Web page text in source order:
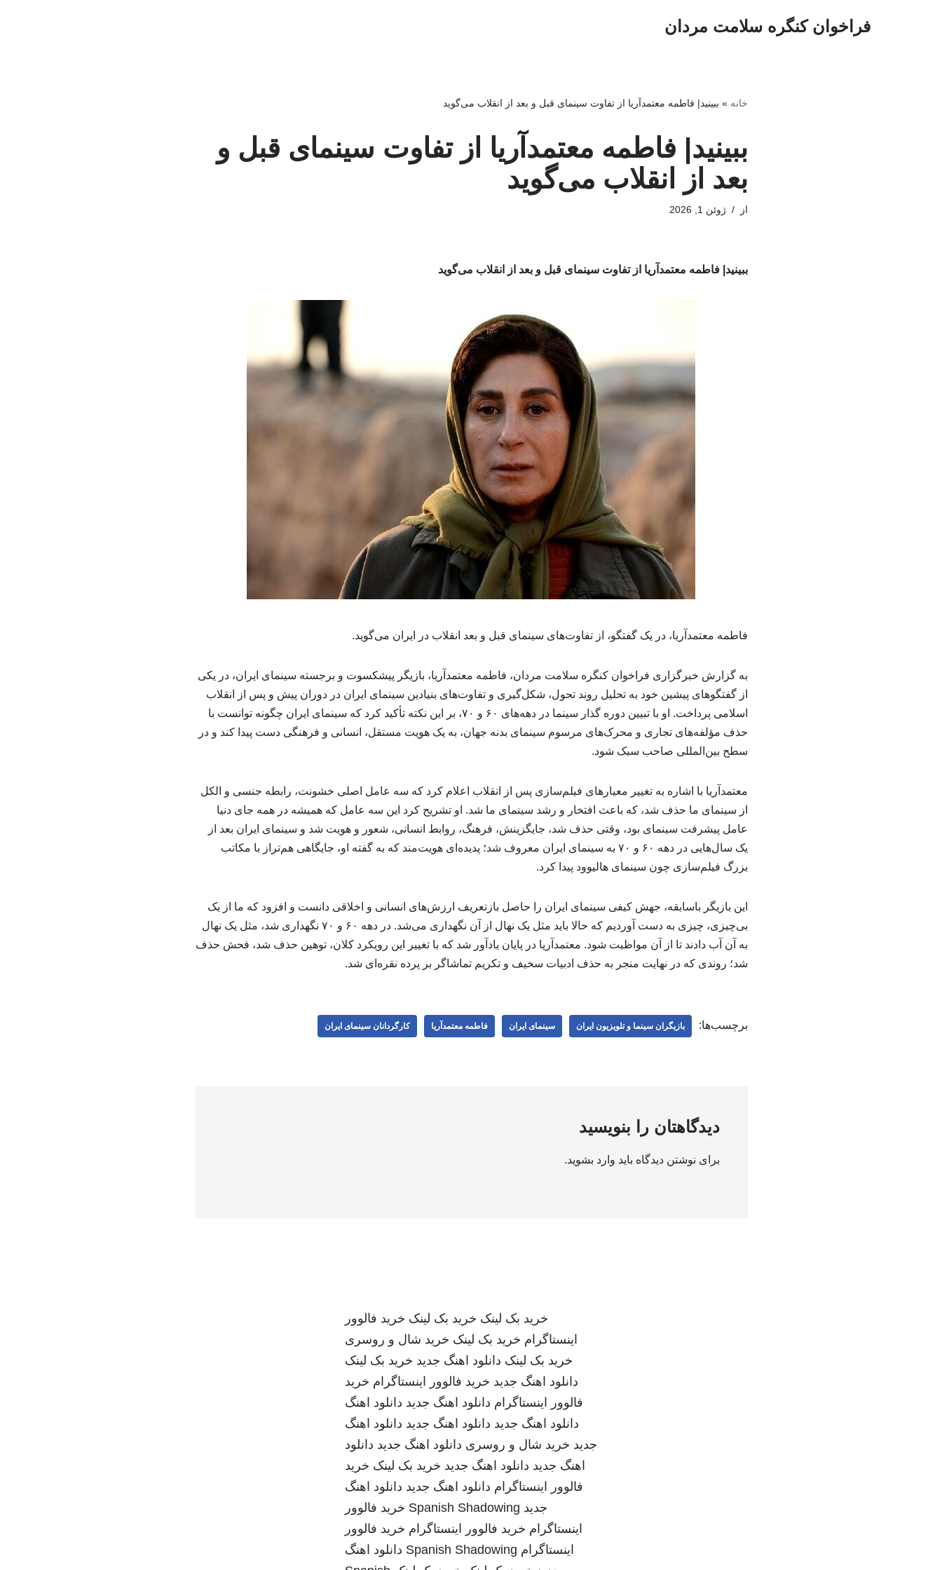
فراخوان کنگره سلامت مردان
خانه » ببینید| فاطمه معتمدآریا از تفاوت سینمای قبل و بعد از انقلاب می‌گوید
ببینید| فاطمه معتمدآریا از تفاوت سینمای قبل و
بعد از انقلاب می‌گوید
از ژوئن 1, 2026
ببینید| فاطمه معتمدآریا از تفاوت سینمای قبل و بعد از انقلاب می‌گوید
فاطمه معتمدآریا، در یک گفتگو، از تفاوت‌های سینمای قبل و بعد انقلاب در ایران می‌گوید.
به گزارش خبرگزاری فراخوان کنگره سلامت مردان، فاطمه معتمدآریا، بازیگر پیشکسوت و برجسته سینمای ایران، در یکی
از گفتگوهای پیشین خود به تحلیل روند تحول، شکل‌گیری و تفاوت‌های بنیادین سینمای ایران در دوران پیش و پس از انقلاب
اسلامی پرداخت. او با تبیین دوره گذار سینما در دهه‌های ۶۰ و ۷۰، بر این نکته تأکید کرد که سینمای ایران چگونه توانست با
حذف مؤلفه‌های تجاری و محرک‌های مرسوم سینمای بدنه جهان، به یک هویت مستقل، انسانی و فرهنگی دست پیدا کند و در
سطح بین‌المللی صاحب سبک شود.
معتمدآریا با اشاره به تغییر معیارهای فیلم‌سازی پس از انقلاب اعلام کرد که سه عامل اصلی خشونت، رابطه جنسی و الکل
از سینمای ما حذف شد، که باعث افتخار و رشد سینمای ما شد. او تشریح کرد این سه عامل که همیشه در همه جای دنیا
عامل پیشرفت سینمای بود، وقتی حذف شد، جایگزینش، فرهنگ، روابط انسانی، شعور و هویت شد و سینمای ایران بعد از
یک سال‌هایی در دهه ۶۰ و ۷۰ به سینمای ایران معروف شد؛ پدیده‌ای هویت‌مند که به گفته او، جایگاهی هم‌تراز با مکاتب
بزرگ فیلم‌سازی چون سینمای هالیوود پیدا کرد.
این بازیگر باسابقه، جهش کیفی سینمای ایران را حاصل بازتعریف ارزش‌های انسانی و اخلاقی دانست و افزود که ما از یک
بی‌چیزی، چیزی به دست آوردیم که حالا باید مثل یک نهال از آن نگهداری می‌شد. در دهه ۶۰ و ۷۰ نگهداری شد، مثل یک نهال
به آن آب دادند تا از آن مواظبت شود. معتمدآریا در پایان یادآور شد که با تغییر این رویکرد کلان، توهین حذف شد، فحش حذف
شد؛ روندی که در نهایت منجر به حذف ادبیات سخیف و تکریم تماشاگر بر پرده نقره‌ای شد.
برچسب‌ها: بازیگران سینما و تلویزیون ایران سینمای ایران فاطمه معتمدآریا کارگردانان سینمای ایران
دیدگاهتان را بنویسید
برای نوشتن دیدگاه باید وارد بشوید.
خرید بک لینک خرید بک لینک خرید فالوور
اینستاگرام خرید بک لینک خرید شال و روسری
خرید بک لینک دانلود اهنگ جدید خرید بک لینک
دانلود اهنگ جدید خرید فالوور اینستاگرام خرید
فالوور اینستاگرام دانلود اهنگ جدید دانلود اهنگ
دانلود اهنگ جدید دانلود اهنگ جدید دانلود اهنگ
جدید خرید شال و روسری دانلود اهنگ جدید دانلود
اهنگ جدید دانلود اهنگ جدید خرید بک لینک خرید
فالوور اینستاگرام دانلود اهنگ جدید دانلود اهنگ
جدید Spanish Shadowing خرید فالوور
اینستاگرام خرید فالوور اینستاگرام خرید فالوور
اینستاگرام Spanish Shadowing دانلود اهنگ